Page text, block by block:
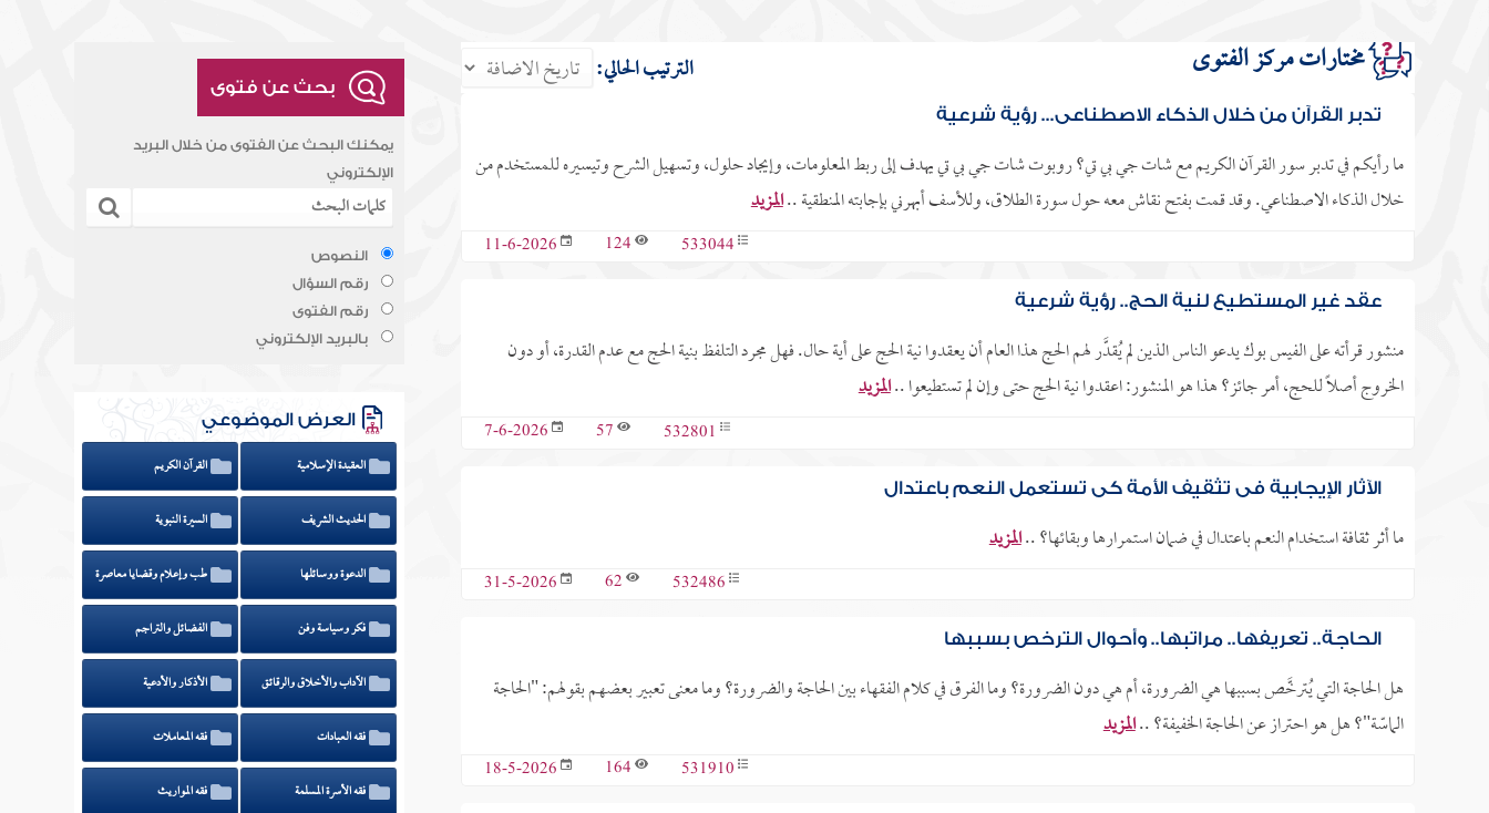
مختارات مركز الفتوى الترتيب الحالي:
تدبر القرآن من خلال الذكاء الاصطناعي... رؤية شرعية
ما رأيكم في تدبر سور القرآن الكريم مع شات جي بي تي؟ روبوت شات جي بي تي يهدف إلى ربط المعلومات، وإيجاد حلول، وتسهيل الشرح وتيسيره للمستخدم من
خلال الذكاء الاصطناعي. وقد قمت بفتح نقاش معه حول سورة الطلاق، وللأسف أبهرني بإجابته المنطقية ..المزيد
533044
124
11-6-2026
عقد غير المستطيع لنية الحج.. رؤية شرعية
منشور قرأته على الفيس بوك يدعو الناس الذين لم يُقدَّر لهم الحج هذا العام أن يعقدوا نية الحج على أية حال. فهل مجرد التلفظ بنية الحج مع عدم القدرة، أو دون
الخروج أصلًا للحج، أمر جائز؟ هذا هو المنشور: اعقدوا نية الحج حتى وإن لم تستطيعوا ..المزيد
532801
57
7-6-2026
الآثار الإيجابية في تثقيف الأمة كي تستعمل النعم باعتدال
ما أثر ثقافة استخدام النعم باعتدال في ضمان استمرارها وبقائها؟ ..المزيد
532486
62
31-5-2026
الحاجة.. تعريفها.. مراتبها.. وأحوال الترخص بسببها
هل الحاجة التي يُترخَّص بسببها هي الضرورة، أم هي دون الضرورة؟ وما الفرق في كلام الفقهاء بين الحاجة والضرورة؟ وما معنى تعبير بعضهم بقولهم: "الحاجة
الماسّة"؟ هل هو احتراز عن الحاجة الخفيفة؟ ..المزيد
531910
164
18-5-2026
بحث عن فتوى
يمكنك البحث عن الفتوى من خلال البريد
الإلكتروني
النصوص
رقم السؤال
رقم الفتوى
بالبريد الإلكتروني
العرض الموضوعي
العقيدة الإسلامية القرآن الكريم
الحديث الشريف السيرة النبوية
الدعوة ووسائلها طب وإعلام وقضايا معاصرة
فكر وسياسة وفن الفضائل والتراجم
الآداب والأخلاق والرقائق الأذكار والأدعية
فقه العبادات فقه المعاملات
فقه الأسرة المسلمة فقه المواريث